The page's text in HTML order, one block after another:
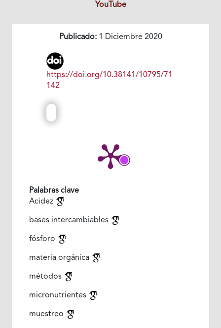
YouTube
Publicado:1 Diciembre 2020
https://doi.org/10.38141/10795/71
142
Palabras clave
Acidez
bases intercambiables
fósforo
materia orgánica
métodos
micronutrientes
muestreo